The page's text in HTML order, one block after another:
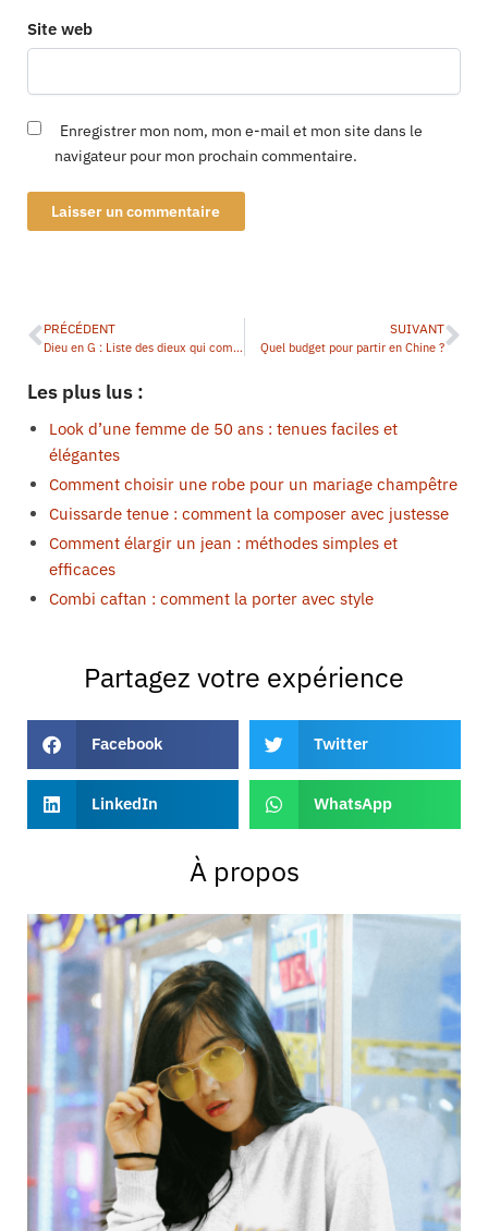
Site web
Enregistrer mon nom, mon e-mail et mon site dans le
navigateur pour mon prochain commentaire.
PRÉCÉDENT
Dieu en G : Liste des dieux qui commencent par G
SUIVANT
Quel budget pour partir en Chine ?
Les plus lus :
Look d’une femme de 50 ans : tenues faciles et
élégantes
Comment choisir une robe pour un mariage champêtre
Cuissarde tenue : comment la composer avec justesse
Comment élargir un jean : méthodes simples et
efficaces
Combi caftan : comment la porter avec style
Partagez votre expérience
Facebook Twitter
LinkedIn WhatsApp
À propos